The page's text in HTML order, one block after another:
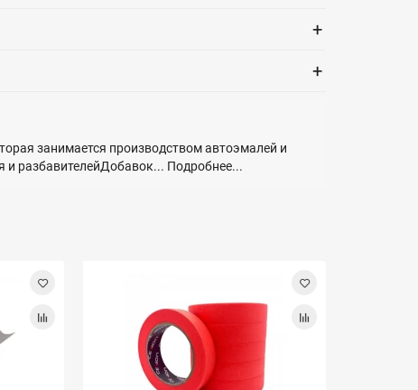
+
+
занимается производством автоэмалей и
и разбавителейДобавок... Подробнее...